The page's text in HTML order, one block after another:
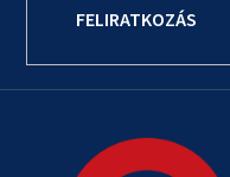
FELIRATKOZÁS